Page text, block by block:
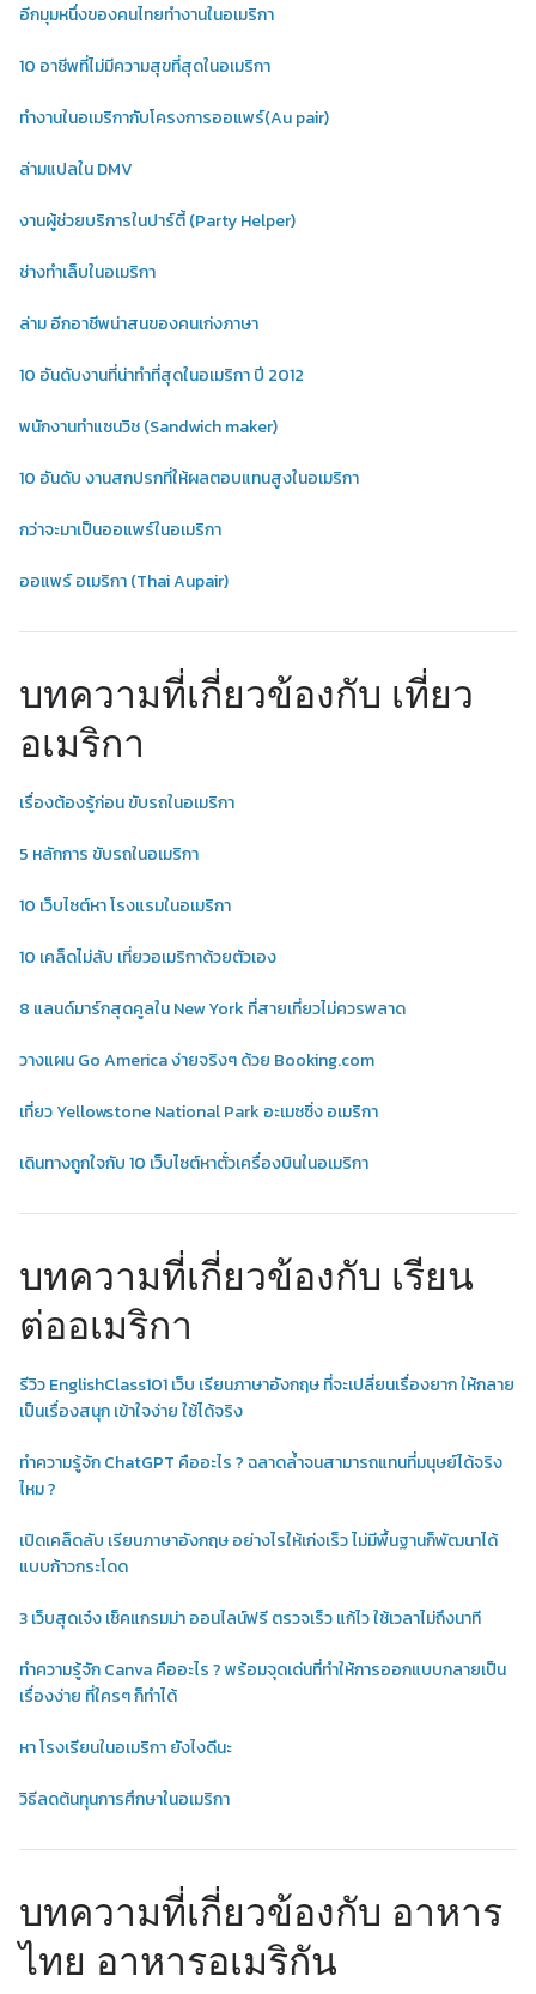
อีกมุมหนึ่งของคนไทยทำงานในอเมริกา
10 อาชีพที่ไม่มีความสุขที่สุดในอเมริกา
ทำงานในอเมริกากับโครงการออแพร์(Au pair)
ล่ามแปลใน DMV
งานผู้ช่วยบริการในปาร์ตี้ (Party Helper)
ช่างทำเล็บในอเมริกา
ล่าม อีกอาชีพน่าสนของคนเก่งภาษา
10 อันดับงานที่น่าทำที่สุดในอเมริกา ปี 2012
พนักงานทำแซนวิช (Sandwich maker)
10 อันดับ งานสกปรกที่ให้ผลตอบแทนสูงในอเมริกา
กว่าจะมาเป็นออแพร์ในอเมริกา
ออแพร์ อเมริกา (Thai Aupair)
บทความที่เกี่ยวข้องกับ เที่ยว
อเมริกา
เรื่องต้องรู้ก่อน ขับรถในอเมริกา
5 หลักการ ขับรถในอเมริกา
10 เว็บไซต์หา โรงแรมในอเมริกา
10 เคล็ดไม่ลับ เที่ยวอเมริกาด้วยตัวเอง
8 แลนด์มาร์กสุดคูลใน New York ที่สายเที่ยวไม่ควรพลาด
วางแผน Go America ง่ายจริงๆ ด้วย Booking.com
เที่ยว Yellowstone National Park อะเมซซิ่ง อเมริกา
เดินทางถูกใจกับ 10 เว็บไซต์หาตั๋วเครื่องบินในอเมริกา
บทความที่เกี่ยวข้องกับ เรียน
ต่ออเมริกา
รีวิว EnglishClass101 เว็บ เรียนภาษาอังกฤษ ที่จะเปลี่ยนเรื่องยาก ให้กลาย
เป็นเรื่องสนุก เข้าใจง่าย ใช้ได้จริง
ทำความรู้จัก ChatGPT คืออะไร ? ฉลาดล้ำจนสามารถแทนที่มนุษย์ได้จริง
ไหม ?
เปิดเคล็ดลับ เรียนภาษาอังกฤษ อย่างไรให้เก่งเร็ว ไม่มีพื้นฐานก็พัฒนาได้
แบบก้าวกระโดด
3 เว็บสุดเจ๋ง เช็คแกรมม่า ออนไลน์ฟรี ตรวจเร็ว แก้ไว ใช้เวลาไม่ถึงนาที
ทำความรู้จัก Canva คืออะไร ? พร้อมจุดเด่นที่ทำให้การออกแบบกลายเป็น
เรื่องง่าย ที่ใครๆ ก็ทำได้
หา โรงเรียนในอเมริกา ยังไงดีนะ
วิธีลดต้นทุนการศึกษาในอเมริกา
บทความที่เกี่ยวข้องกับ อาหาร
ไทย อาหารอเมริกัน